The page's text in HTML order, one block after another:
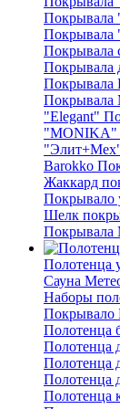
Покрывала
Покрывала
Покрывала
Покрывала
Покрывала
Покрывала
"Elegant"
"MONIKA"
Barokko
Жаккард
Покрывало
Шелк
Покрывала
Полотенца
Сауна
Наборы
Покрывало
Полотенца
Полотенца
Полотенца
Полотенца
Полотенца